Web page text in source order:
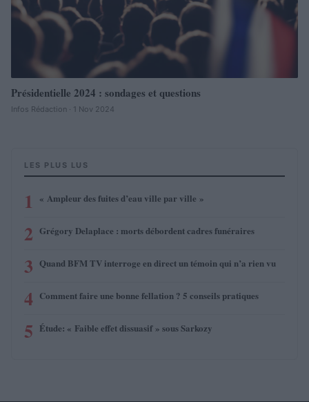
Présidentielle 2024 : sondages et questions
Infos Rédaction · 1 Nov 2024
LES PLUS LUS
1 « Ampleur des fuites d’eau ville par ville »
2 Grégory Delaplace : morts débordent cadres funéraires
3 Quand BFM TV interroge en direct un témoin qui n’a rien vu
4 Comment faire une bonne fellation ? 5 conseils pratiques
5 Étude: « Faible effet dissuasif » sous Sarkozy